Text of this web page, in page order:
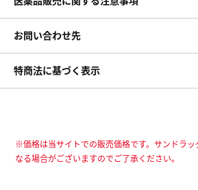
お問い合わせ先
特商法に基づく表示
※価格は当サイトでの販売価格です。サンドラ
なる場合がございますのでご了承ください。